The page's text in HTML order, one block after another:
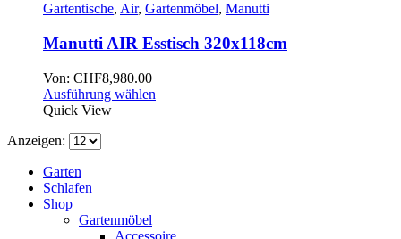
Gartentische, Air, Gartenmöbel, Manutti
Manutti AIR Esstisch 320x118cm
Von: CHF8,980.00
Ausführung wählen
Quick View
Anzeigen:
Garten
Schlafen
Shop
Gartenmöbel
Accessoire